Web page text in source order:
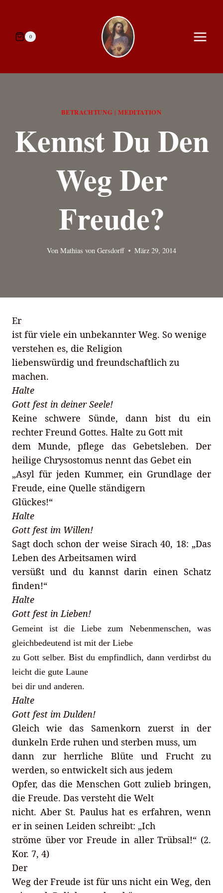
springen0
BETRACHTUNG |MEDITATION
Kennst Du Den
Weg Der
Freude?
Von Mathias von Gersdorff März 29, 2014
Er
ist für viele ein unbekannter Weg. So wenige
verstehen es, die Religion
liebenswürdig und freundschaftlich zu
machen.
Halte
Gott fest in deiner Seele!
Keine schwere Sünde, dann bist du ein
rechter Freund Gottes. Halte zu Gott mit
dem Munde, pflege das Gebetsleben. Der
heilige Chrysostomus nennt das Gebet ein
„Asyl für jeden Kummer, ein Grundlage der
Freude, eine Quelle ständigern
Glückes!“
Halte
Gott fest im Willen!
Sagt doch schon der weise Sirach 40, 18: „Das
Leben des Arbeitsamen wird
versüßt und du kannst darin einen Schatz
finden!“
Halte
Gott fest in Lieben!
Gemeint ist die Liebe zum Nebenmenschen, was
gleichbedeutend ist mit der Liebe
zu Gott selber. Bist du empfindlich, dann verdirbst du
leicht die gute Laune
bei dir und anderen.
Halte
Gott fest im Dulden!
Gleich wie das Samenkorn zuerst in der
dunkeln Erde ruhen und sterben muss, um
dann zur herrliche Blüte und Frucht zu
werden, so entwickelt sich aus jedem
Opfer, das die Menschen Gott zulieb bringen,
die Freude. Das versteht die Welt
nicht. Aber St. Paulus hat es erfahren, wenn
er in seinen Leiden schreibt: „Ich
ströme über vor Freude in aller Trübsal!“ (2.
Kor. 7, 4)
Der
Weg der Freude ist für uns nicht ein Weg, den